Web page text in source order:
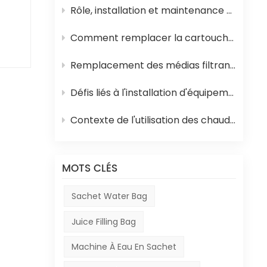
Rôle, installation et maintenance des équipements de stérilisation UHT pour jus
Comment remplacer la cartouche filtrante en polypropylène et la membrane d'osmose inverse d'un système d'osmose inverse
Remplacement des médias filtrants dans les équipements de traitement de l'eau
Défis liés à l'installation d'équipements en Afrique
Contexte de l'utilisation des chaudières à mazout en Afrique et de leur rôle dans la production de boissons
MOTS CLÉS
Sachet Water Bag
Juice Filling Bag
Machine À Eau En Sachet